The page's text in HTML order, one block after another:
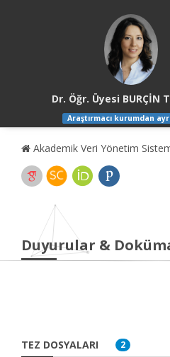
Dr. Öğr. Üyesi BURÇİN
Araştırmacı kurumdan
Akademik Veri Yönetim
Duyurular &
TEZ DOSYALARI 2